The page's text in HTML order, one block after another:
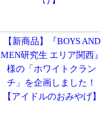
【新商品】『BOYS AND
MEN研究生 エリア関西』
様の「ホワイトクラン
チ」を企画しました！
【アイドルのおみやげ】